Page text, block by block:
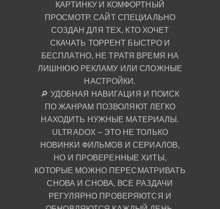
КАРТИНКУ И КОМФОРТНЫЙ
ПРОСМОТР. САЙТ СПЕЦИАЛЬНО
СОЗДАН ДЛЯ ТЕХ, КТО ХОЧЕТ
СКАЧАТЬ ТОРРЕНТ БЫСТРО И
БЕСПЛАТНО, НЕ ТРАТЯ ВРЕМЯ НА
ЛИШНЮЮ РЕКЛАМУ ИЛИ СЛОЖНЫЕ
НАСТРОЙКИ.
🔎 УДОБНАЯ НАВИГАЦИЯ И ПОИСК
ПО ЖАНРАМ ПОЗВОЛЯЮТ ЛЕГКО
НАХОДИТЬ НУЖНЫЕ МАТЕРИАЛЫ.
ULTRADOX – ЭТО НЕ ТОЛЬКО
НОВИНКИ ФИЛЬМОВ И СЕРИАЛОВ,
НО И ПРОВЕРЕННЫЕ ХИТЫ,
КОТОРЫЕ МОЖНО ПЕРЕСМАТРИВАТЬ
СНОВА И СНОВА. ВСЕ РАЗДАЧИ
РЕГУЛЯРНО ПРОВЕРЯЮТСЯ И